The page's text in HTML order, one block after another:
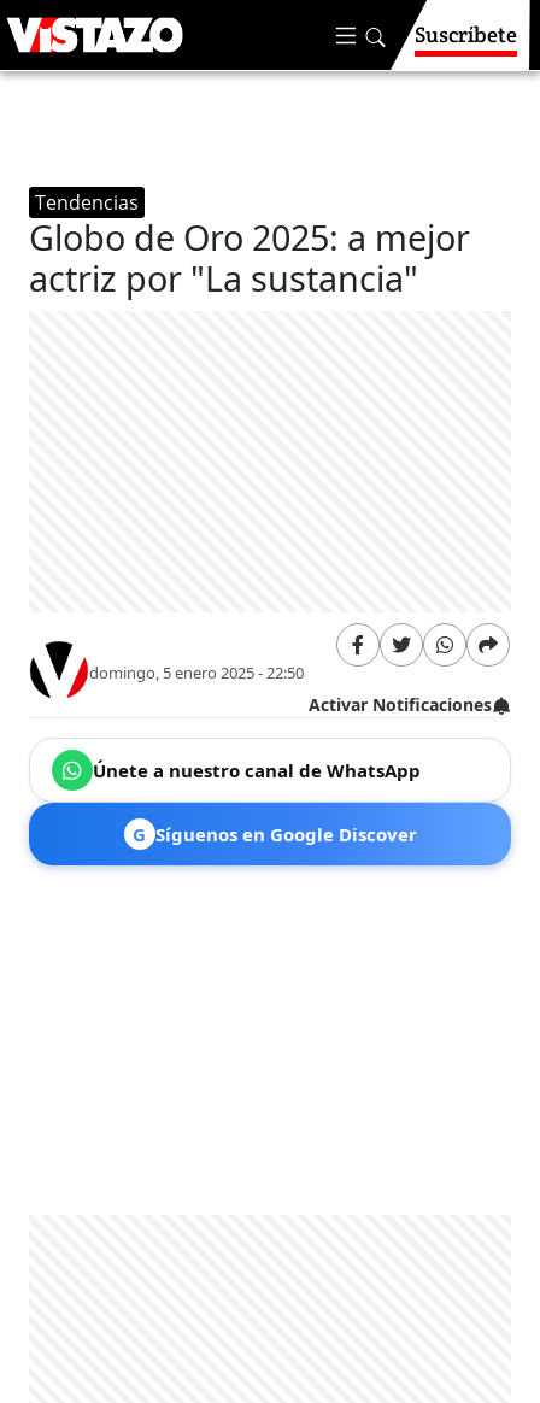
Suscríbete
Tendencias
Globo de Oro 2025: a mejor
actriz por "La sustancia"
domingo, 5 enero 2025 - 22:50
Activar Notificaciones
Únete a nuestro canal de WhatsApp
G Síguenos en Google Discover